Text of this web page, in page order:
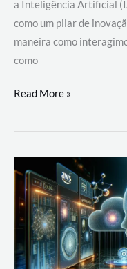
a Inteligência Artificial
como um pilar de
maneira como
como
Desenvolvimento
um
com
AWS
Read More »